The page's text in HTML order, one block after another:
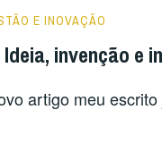
E INOVAÇÃO
invenção e
artigo meu